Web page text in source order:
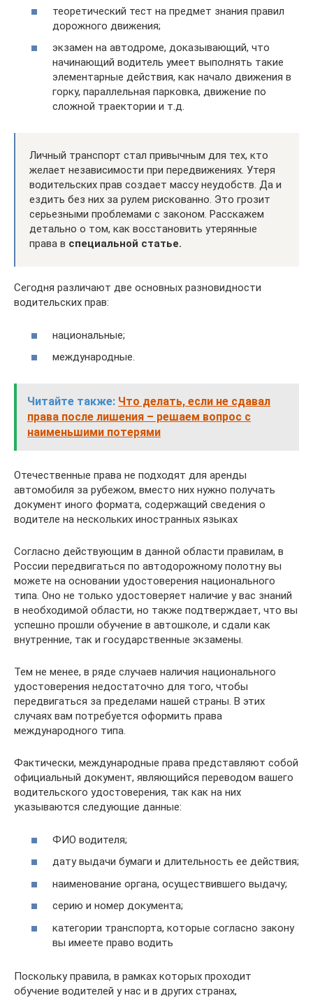
теоретический тест на предмет знания правил
дорожного движения;
экзамен на автодроме, доказывающий, что
начинающий водитель умеет выполнять такие
элементарные действия, как начало движения в
горку, параллельная парковка, движение по
сложной траектории и т.д.
Личный транспорт стал привычным для тех, кто
желает независимости при передвижениях. Утеря
водительских прав создает массу неудобств. Да и
ездить без них за рулем рискованно. Это грозит
серьезными проблемами с законом. Расскажем
детально о том, как восстановить утерянные
права в специальной статье.
Сегодня различают две основных разновидности
водительских прав:
национальные;
международные.
Читайте также: Что делать, если не сдавал
права после лишения – решаем вопрос с
наименьшими потерями
Отечественные права не подходят для аренды
автомобиля за рубежом, вместо них нужно получать
документ иного формата, содержащий сведения о
водителе на нескольких иностранных языках
Согласно действующим в данной области правилам, в
России передвигаться по автодорожному полотну вы
можете на основании удостоверения национального
типа. Оно не только удостоверяет наличие у вас знаний
в необходимой области, но также подтверждает, что вы
успешно прошли обучение в автошколе, и сдали как
внутренние, так и государственные экзамены.
Тем не менее, в ряде случаев наличия национального
удостоверения недостаточно для того, чтобы
передвигаться за пределами нашей страны. В этих
случаях вам потребуется оформить права
международного типа.
Фактически, международные права представляют собой
официальный документ, являющийся переводом вашего
водительского удостоверения, так как на них
указываются следующие данные:
ФИО водителя;
дату выдачи бумаги и длительность ее действия;
наименование органа, осуществившего выдачу;
серию и номер документа;
категории транспорта, которые согласно закону
вы имеете право водить
Поскольку правила, в рамках которых проходит
обучение водителей у нас и в других странах,